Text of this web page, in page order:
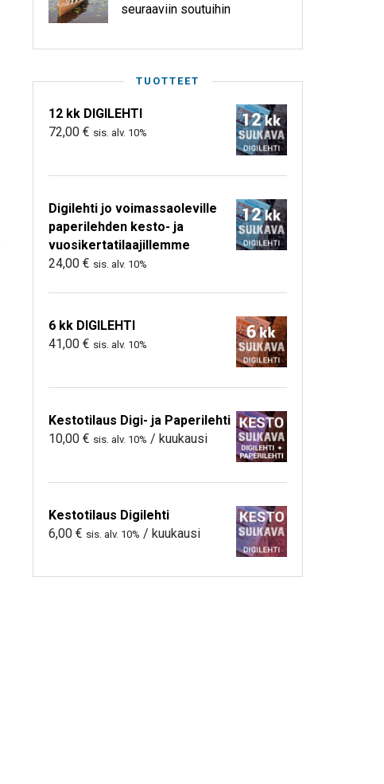
seuraaviin soutuihin
TUOTTEET
12 kk DIGILEHTI
72,00 € sis. alv. 10%
Digilehti jo voimassaoleville
paperilehden kesto- ja
vuosikertatilaajillemme
24,00 € sis. alv. 10%
6 kk DIGILEHTI
41,00 € sis. alv. 10%
Kestotilaus Digi- ja Paperilehti
10,00 € sis. alv. 10% / kuukausi
Kestotilaus Digilehti
6,00 € sis. alv. 10% / kuukausi